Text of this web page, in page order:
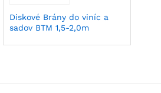
Diskové Brány do viníc a
sadov BTM 1,5-2,0m